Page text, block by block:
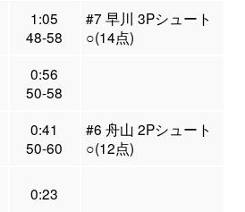
1:05
48-58
#7 早川 3Pシュート
○(14点)
0:56
50-58
0:41
50-60
#6 舟山 2Pシュート
○(12点)
0:23